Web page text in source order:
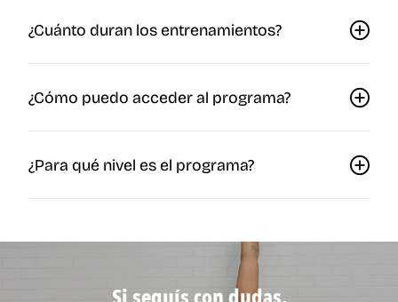
¿Cuánto duran los entrenamientos?
¿Cómo puedo acceder al programa?
¿Para qué nivel es el programa?